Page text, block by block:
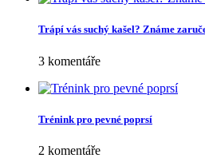
Trápí vás suchý kašel? Známe
3 komentáře
Trénink pro pevné poprsí
2 komentáře